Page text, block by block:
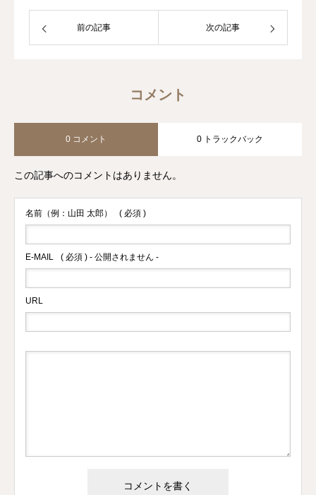
前の記事 次の記事
コメント
0 コメント 0 トラックバック
この記事へのコメントはありません。
名前（例：山田 太郎） ( 必須 )
E-MAIL ( 必須 ) - 公開されません -
URL